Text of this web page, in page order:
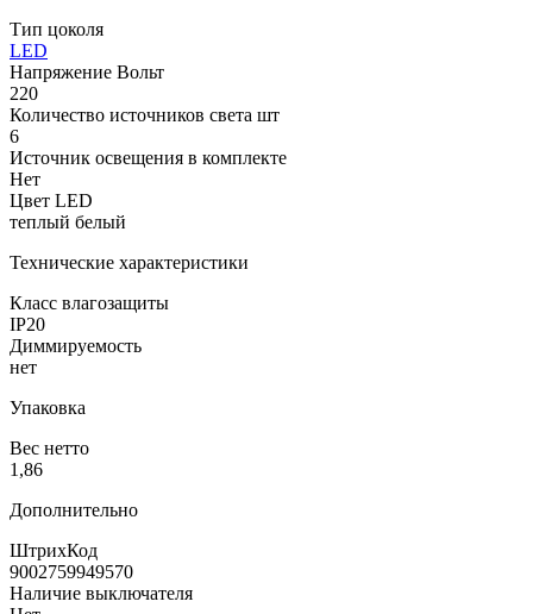
Тип цоколя
LED
Напряжение Вольт
220
Количество источников света шт
6
Источник освещения в комплекте
Нет
Цвет LED
теплый белый
Технические характеристики
Класс влагозащиты
IP20
Диммируемость
нет
Упаковка
Вес нетто
1,86
Дополнительно
ШтрихКод
9002759949570
Наличие выключателя